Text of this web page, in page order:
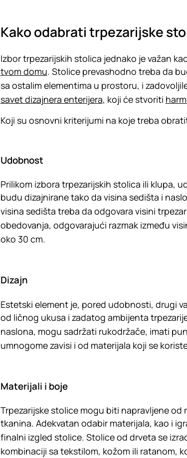
Kako odabrati trpezarijske
Izbor trpezarijskih stolica jednako je važan
tvom domu. Stolice prevashodno treba da
sa ostalim elementima u prostoru, i
savet dizajnera enterijera, koji će stvoriti
Koji su osnovni kriterijumi na koje treba
Udobnost
Prilikom izbora trpezarijskih stolica ili klupa,
budu dizajnirane tako da visina sedišta i
visina sedišta treba da odgovara visini
obedovanja, odgovarajući razmak između
oko 30 cm.
Dizajn
Estetski element je, pored udobnosti, drugi
od ličnog ukusa i zadatog ambijenta
naslona, mogu sadržati rukodržače, imati
umnogome zavisi i od materijala koji se
Materijali i boje
Trpezarijske stolice mogu biti napravljene
tkanina. Adekvatan odabir materijala, kao i
finalni izgled stolice. Stolice od drveta se
kombinaciji sa tekstilom, kožom ili ratanom,